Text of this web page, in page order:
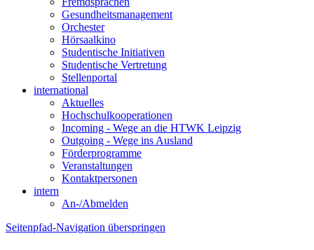
Gesundheitsmanagement
Orchester
Hörsaalkino
Studentische Initiativen
Studentische Vertretung
Stellenportal
international
Aktuelles
Hochschulkooperationen
Incoming - Wege an die HTWK Leipzig
Outgoing - Wege ins Ausland
Förderprogramme
Veranstaltungen
Kontaktpersonen
intern
An-/Abmelden
Seitenpfad-Navigation überspringen